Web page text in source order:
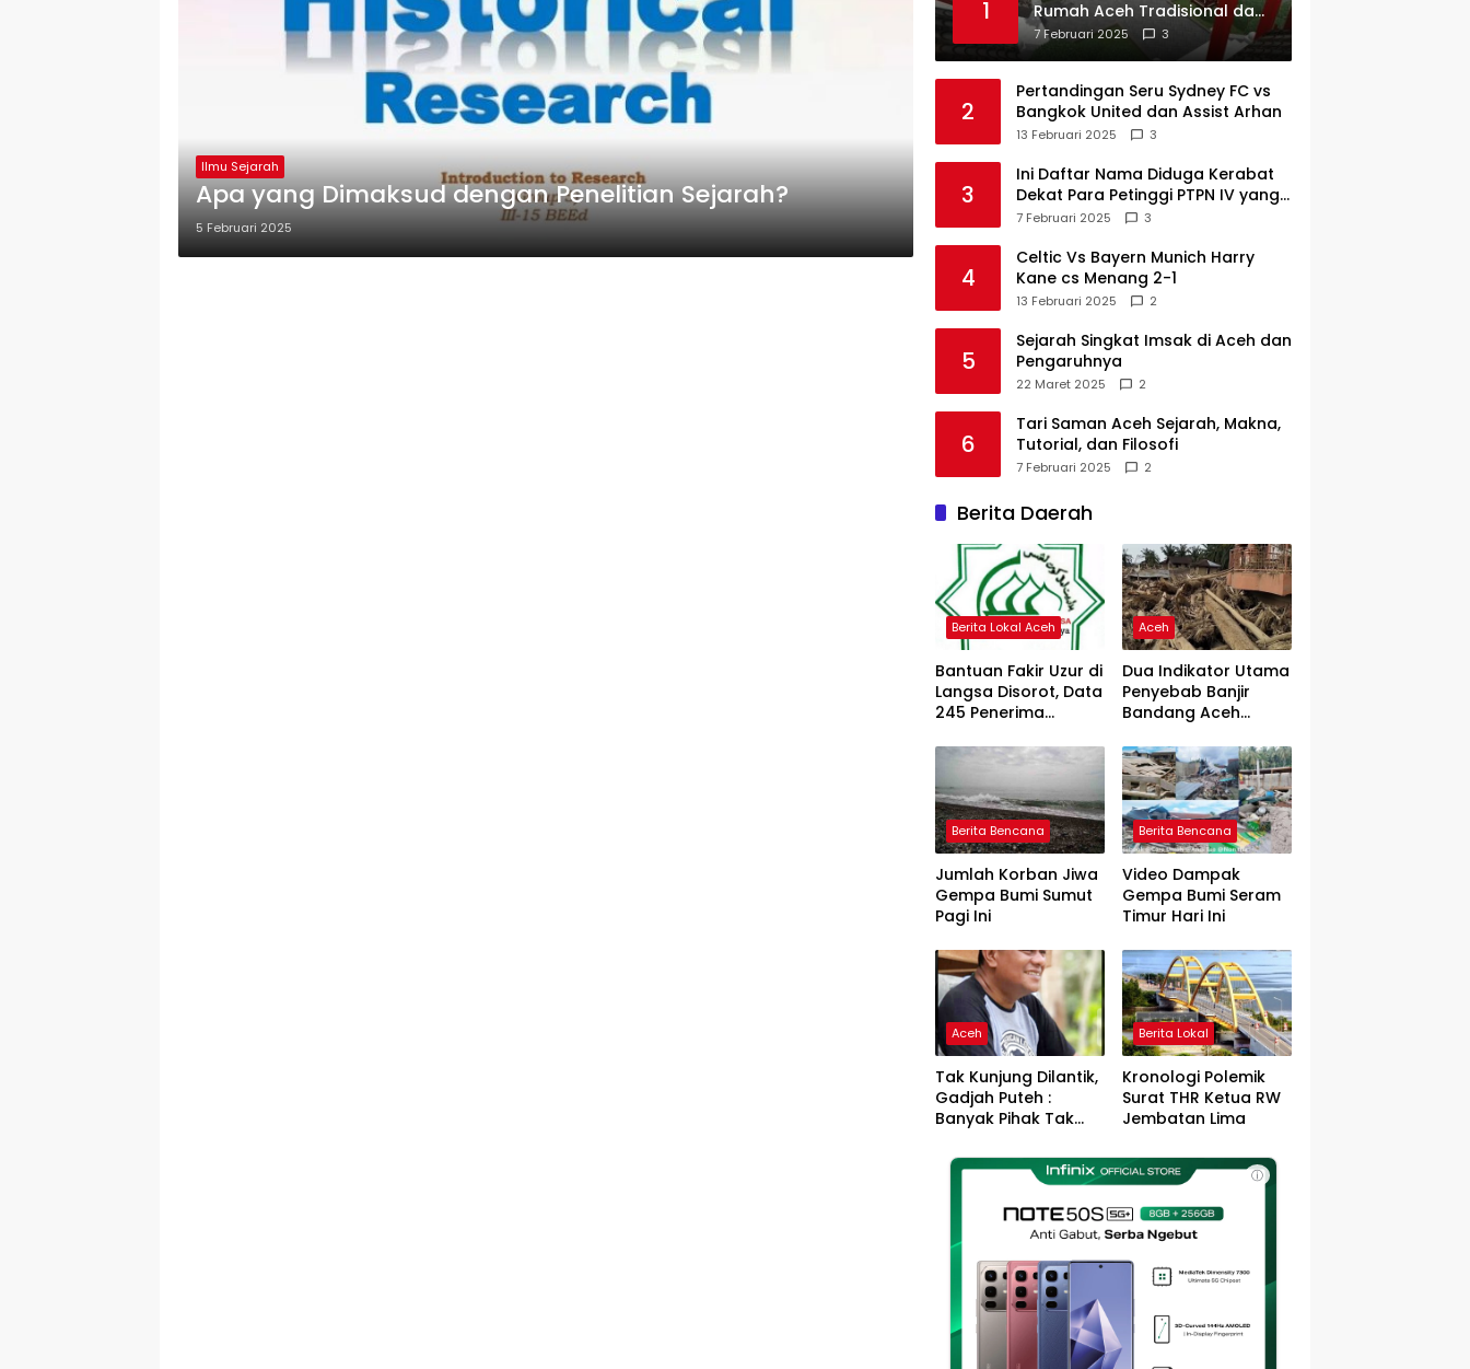
Ilmu Sejarah
Apa yang Dimaksud dengan Penelitian Sejarah?
5 Februari 2025
1
Rumah Aceh Tradisional dan
Sejarah Perkembangannya
7 Februari 2025 3
2
Pertandingan Seru Sydney FC vs
Bangkok United dan Assist Arhan
13 Februari 2025 3
3
Ini Daftar Nama Diduga Kerabat
Dekat Para Petinggi PTPN IV yang
Lulus PKWT
7 Februari 2025 3
4
Celtic Vs Bayern Munich Harry
Kane cs Menang 2-1
13 Februari 2025 2
5
Sejarah Singkat Imsak di Aceh dan
Pengaruhnya
22 Maret 2025 2
6
Tari Saman Aceh Sejarah, Makna,
Tutorial, dan Filosofi
7 Februari 2025 2
Berita Daerah
Berita Lokal Aceh
Bantuan Fakir Uzur di
Langsa Disorot, Data
245 Penerima
Aceh
Dua Indikator Utama
Penyebab Banjir
Bandang Aceh
Puteh Soroti
Kerusakan DAS
Berita Bencana
Jumlah Korban Jiwa
Gempa Bumi Sumut
Pagi Ini
Berita Bencana
Video Dampak
Gempa Bumi Seram
Timur Hari Ini
Aceh
Tak Kunjung Dilantik,
Gadjah Puteh :
Banyak Pihak Tak
Jadi Pemimpin Kota
Berita Lokal
Kronologi Polemik
Surat THR Ketua RW
Jembatan Lima
ⓘ